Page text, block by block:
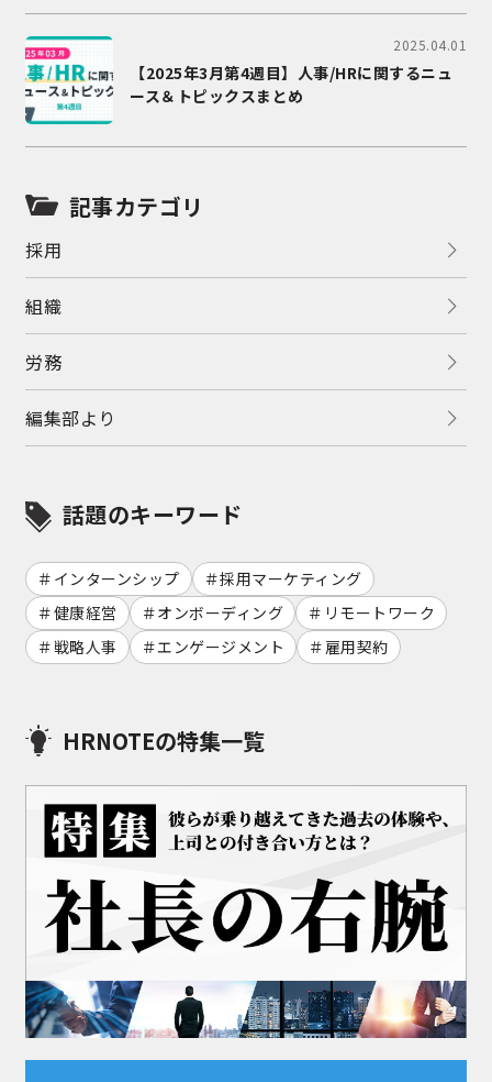
2025.04.01
【2025年3月第4週目】人事/HRに関するニュ
ース＆トピックスまとめ
記事カテゴリ
採用
組織
労務
編集部より
話題のキーワード
インターンシップ
採用マーケティング
健康経営
オンボーディング
リモートワーク
戦略人事
エンゲージメント 雇用契約
HRNOTEの特集一覧